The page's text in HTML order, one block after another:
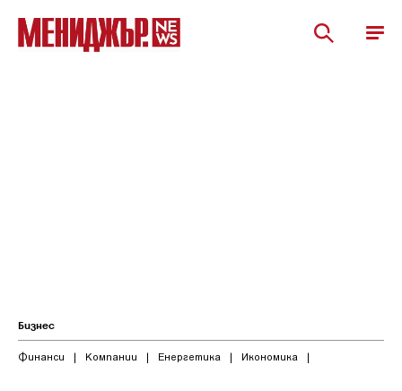
Бизнес
Финанси | Компании | Енергетика | Икономика |